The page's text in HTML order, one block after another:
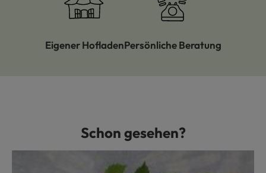
Eigener HofladenPersönliche Beratung
Produktgalerie überspringenSchon gesehen?